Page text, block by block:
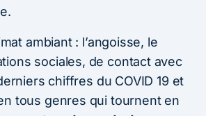
ambiant : l’angoisse, le
sociales, de contact avec
chiffres du COVID 19 et
tous genres qui tournent en